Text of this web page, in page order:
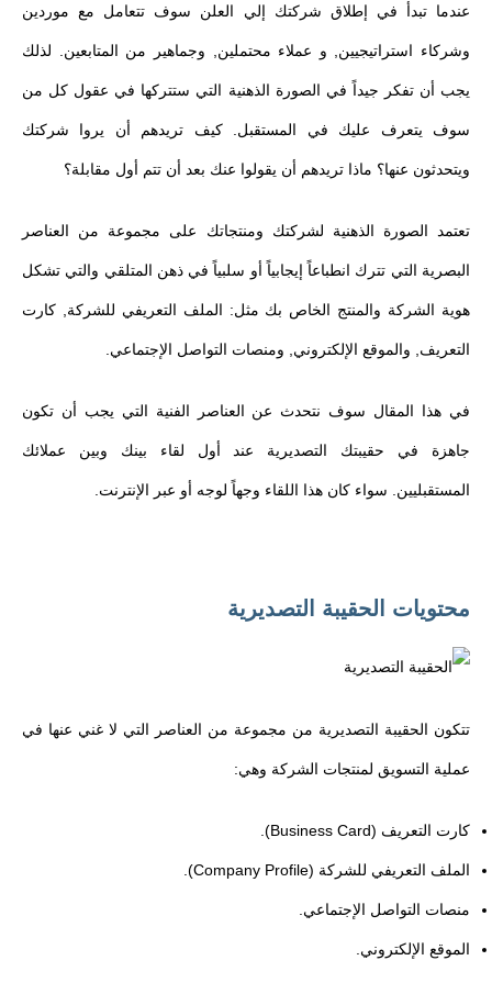
عندما تبدأ في إطلاق شركتك إلي العلن سوف تتعامل مع موردين
وشركاء استراتيجيين, و عملاء محتملين, وجماهير من المتابعين. لذلك
يجب أن تفكر جيداً في الصورة الذهنية التي ستتركها في عقول كل من
سوف يتعرف عليك في المستقبل. كيف تريدهم أن يروا شركتك
ويتحدثون عنها؟ ماذا تريدهم أن يقولوا عنك بعد أن تتم أول مقابلة؟
تعتمد الصورة الذهنية لشركتك ومنتجاتك على مجموعة من العناصر
البصرية التي تترك انطباعاً إيجابياً أو سلبياً في ذهن المتلقي والتي تشكل
هوية الشركة والمنتج الخاص بك مثل: الملف التعريفي للشركة, كارت
التعريف, والموقع الإلكتروني, ومنصات التواصل الإجتماعي.
في هذا المقال سوف نتحدث عن العناصر الفنية التي يجب أن تكون
جاهزة في حقيبتك التصديرية عند أول لقاء بينك وبين عملائك
المستقبليين. سواء كان هذا اللقاء وجهاً لوجه أو عبر الإنترنت.
محتويات الحقيبة التصديرية
تتكون الحقيبة التصديرية من مجموعة من العناصر التي لا غني عنها في
عملية التسويق لمنتجات الشركة وهي:
كارت التعريف (Business Card).
الملف التعريفي للشركة (Company Profile).
منصات التواصل الإجتماعي.
الموقع الإلكتروني.